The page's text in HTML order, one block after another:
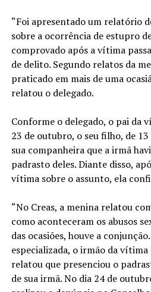
“Foi apresentado um relatório
sobre a ocorrência de estupro
comprovado após a vítima
de delito. Segundo relatos da
praticado em mais de uma
relatou o delegado.
Conforme o delegado, o pai da
23 de outubro, o seu filho, de
sua companheira que a irmã
padrasto deles. Diante disso,
vítima sobre o assunto, ela
“No Creas, a menina relatou
como aconteceram os abusos
das ocasiões, houve a
especializada, o irmão da vítima
relatou que presenciou o
de sua irmã. No dia 24 de